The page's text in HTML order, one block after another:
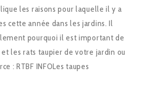
les raisons pour laquelle il y a
cette année dans les jardins. Il
pourquoi il est important de
les rats taupier de votre jardin ou
: RTBF INFOLes taupes